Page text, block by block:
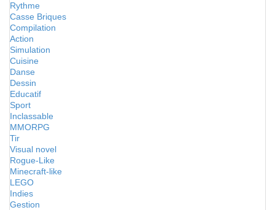
Rythme
Casse Briques
Compilation
Action
Simulation
Cuisine
Danse
Dessin
Educatif
Sport
Inclassable
MMORPG
Tir
Visual novel
Rogue-Like
Minecraft-like
LEGO
Indies
Gestion